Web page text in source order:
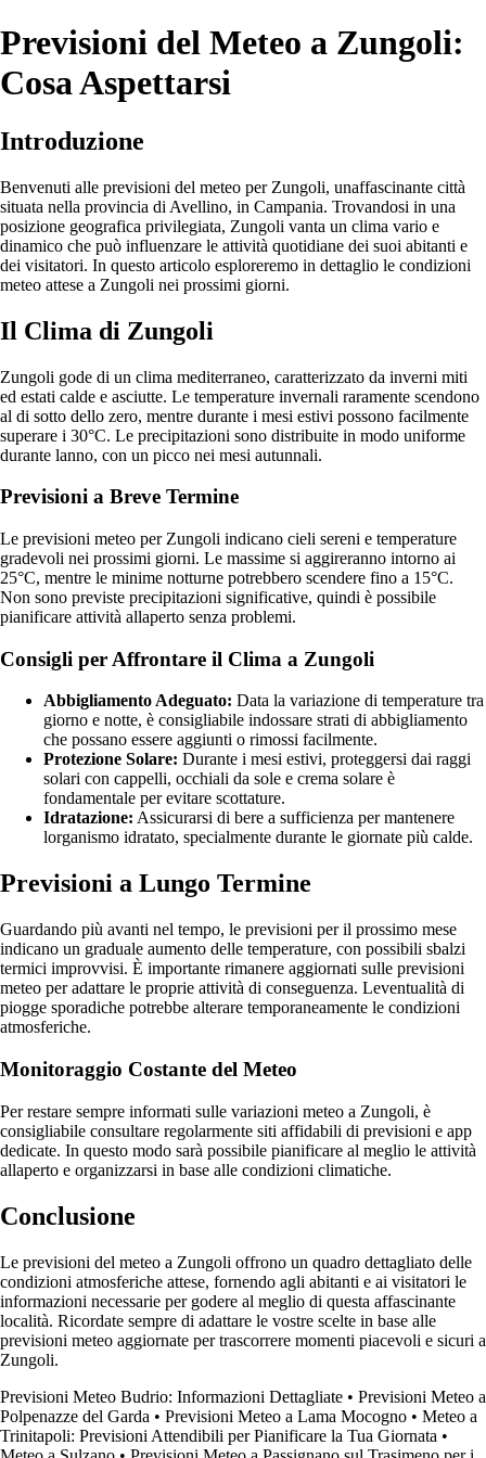
Previsioni del Meteo a Zungoli:
Cosa Aspettarsi
Introduzione
Benvenuti alle previsioni del meteo per Zungoli, unaffascinante città
situata nella provincia di Avellino, in Campania. Trovandosi in una
posizione geografica privilegiata, Zungoli vanta un clima vario e
dinamico che può influenzare le attività quotidiane dei suoi abitanti e
dei visitatori. In questo articolo esploreremo in dettaglio le condizioni
meteo attese a Zungoli nei prossimi giorni.
Il Clima di Zungoli
Zungoli gode di un clima mediterraneo, caratterizzato da inverni miti
ed estati calde e asciutte. Le temperature invernali raramente scendono
al di sotto dello zero, mentre durante i mesi estivi possono facilmente
superare i 30°C. Le precipitazioni sono distribuite in modo uniforme
durante lanno, con un picco nei mesi autunnali.
Previsioni a Breve Termine
Le previsioni meteo per Zungoli indicano cieli sereni e temperature
gradevoli nei prossimi giorni. Le massime si aggireranno intorno ai
25°C, mentre le minime notturne potrebbero scendere fino a 15°C.
Non sono previste precipitazioni significative, quindi è possibile
pianificare attività allaperto senza problemi.
Consigli per Affrontare il Clima a Zungoli
Abbigliamento Adeguato: Data la variazione di temperature tra
giorno e notte, è consigliabile indossare strati di abbigliamento
che possano essere aggiunti o rimossi facilmente.
Protezione Solare: Durante i mesi estivi, proteggersi dai raggi
solari con cappelli, occhiali da sole e crema solare è
fondamentale per evitare scottature.
Idratazione: Assicurarsi di bere a sufficienza per mantenere
lorganismo idratato, specialmente durante le giornate più calde.
Previsioni a Lungo Termine
Guardando più avanti nel tempo, le previsioni per il prossimo mese
indicano un graduale aumento delle temperature, con possibili sbalzi
termici improvvisi. È importante rimanere aggiornati sulle previsioni
meteo per adattare le proprie attività di conseguenza. Leventualità di
piogge sporadiche potrebbe alterare temporaneamente le condizioni
atmosferiche.
Monitoraggio Costante del Meteo
Per restare sempre informati sulle variazioni meteo a Zungoli, è
consigliabile consultare regolarmente siti affidabili di previsioni e app
dedicate. In questo modo sarà possibile pianificare al meglio le attività
allaperto e organizzarsi in base alle condizioni climatiche.
Conclusione
Le previsioni del meteo a Zungoli offrono un quadro dettagliato delle
condizioni atmosferiche attese, fornendo agli abitanti e ai visitatori le
informazioni necessarie per godere al meglio di questa affascinante
località. Ricordate sempre di adattare le vostre scelte in base alle
previsioni meteo aggiornate per trascorrere momenti piacevoli e sicuri a
Zungoli.
Previsioni Meteo Budrio: Informazioni Dettagliate • Previsioni Meteo a
Polpenazze del Garda • Previsioni Meteo a Lama Mocogno • Meteo a
Trinitapoli: Previsioni Attendibili per Pianificare la Tua Giornata •